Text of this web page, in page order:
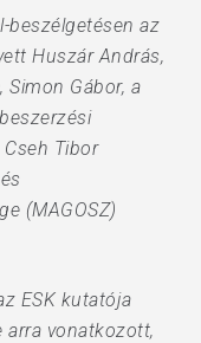
beszélgetésen az
Huszár András,
Simon Gábor, a
Tibor
(MAGOSZ)
ESK kutatója
arra vonatkozott,